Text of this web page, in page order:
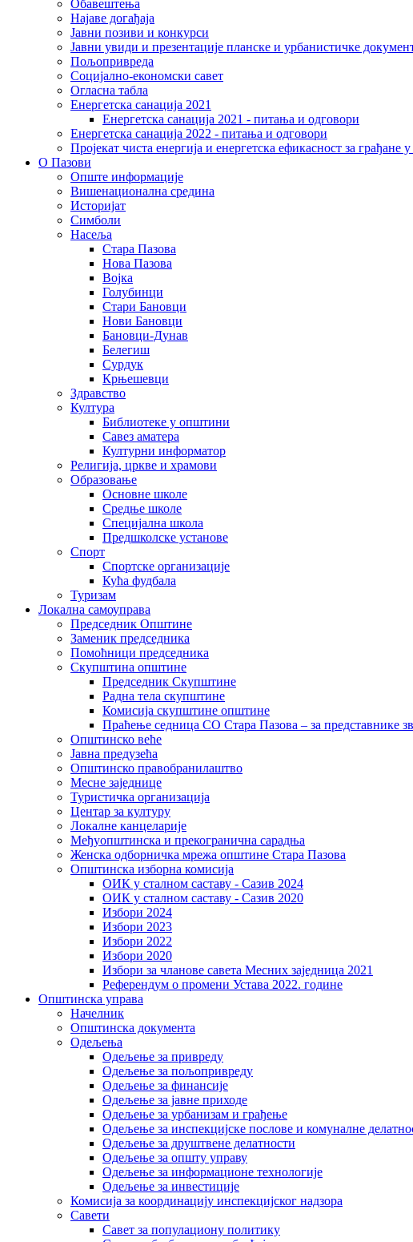
Обавештења
Најаве догађаја
Јавни позиви и конкурси
Јавни увиди и презентације планске и урбанистичке
Пољопривреда
Социјално-економски сaвет
Огласна табла
Енергетска санација 2021
Енергетска санација 2021 - питања и одговори
Енергетска санација 2022 - питања и одговори
Пројекат чиста енергија и енергетска ефикасност за
О Пазови
Опште информације
Вишенационална средина
Историјат
Симболи
Насеља
Стара Пазова
Нова Пазова
Војка
Голубинци
Стари Бановци
Нови Бановци
Бановци-Дунав
Белегиш
Сурдук
Крњешевци
Здравство
Култура
Библиотеке у општини
Савез аматера
Културни информатор
Религија, цркве и храмови
Образовање
Основне школе
Средње школе
Специјална школа
Предшколске установе
Спорт
Спортске организације
Кућа фудбала
Туризам
Локална самоуправа
Председник Општине
Заменик председника
Помоћници председника
Скупштина општине
Председник Скупштине
Радна тела скупштине
Комисија скупштине општине
Праћење седница СО Стара Пазова – за представнике
Општинско веће
Јавна предузећа
Општинско правобранилаштво
Месне заједнице
Туристичка организација
Центaр за културу
Локалне канцеларије
Међуопштинска и прекогранична сарадња
Женска одборничка мрежа општине Стара Пазова
Општинска изборна комисија
ОИК у сталном саставу - Сазив 2024
ОИК у сталном саставу - Сазив 2020
Избори 2024
Избори 2023
Избори 2022
Избори 2020
Избори за чланове савета Месних заједница 2021
Референдум о промени Устава 2022. године
Општинска управа
Начелник
Општинска документа
Одељења
Одељење за привреду
Одељење за пољопривреду
Одељење за финансије
Одељење за јавне приходе
Одељење за урбанизам и грађење
Одељење за инспекцијске послове и комуналне
Одељење за друштвене делатности
Одељење за општу управу
Одељење за информационе технологије
Одељење за инвестиције
Комисија за координацију инспекцијског надзора
Савети
Савет за популациону политику